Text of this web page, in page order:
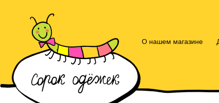
О нашем магазине